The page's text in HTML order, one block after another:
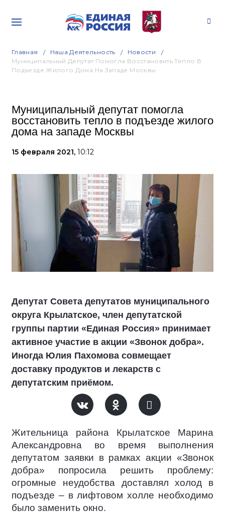
Главная Наша Деятельность
Новости
Муниципальный Депутат Помогла Восстановить Тепло В
Подъезде Жилого Дома На Западе Москвы
Муниципальный депутат помогла
восстановить тепло в подъезде жилого
дома на западе Москвы
15 февраля 2021, 10:12
Депутат Совета депутатов муниципального
округа Крылатское, член депутатской
группы партии «Единая Россия» принимает
активное участие в акции «Звонок добра».
Иногда Юлия Пахомова совмещает
доставку продуктов и лекарств с
депутатским приёмом.
Жительница района Крылатское Марина
Александровна во время выполнения
депутатом заявки в рамках акции «Звонок
добра» попросила решить проблему:
огромные неудобства доставлял холод в
подъезде – в лифтовом холле необходимо
было заменить окно.